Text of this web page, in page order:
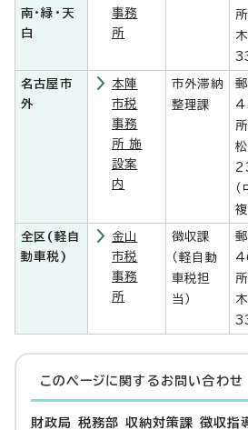
南・緑・天
白
事務
所
名古屋市
外
本陣
市税
事務
所 施
設案
内
市外滞納
整理課
全区(軽自
動車税)
金山
市税
事務
所
徴収課
（軽自動
車税担
当）
このページに関する お問い合わせ
財政局 税務部 収納対策課 徴収指